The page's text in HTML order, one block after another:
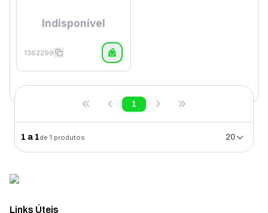
Indisponível
1362299
1
1 a 1de1 produtos 20
Links Úteis